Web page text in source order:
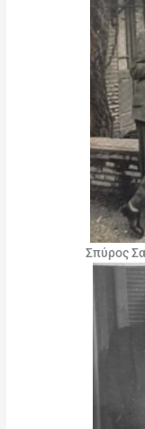
Σπύρος